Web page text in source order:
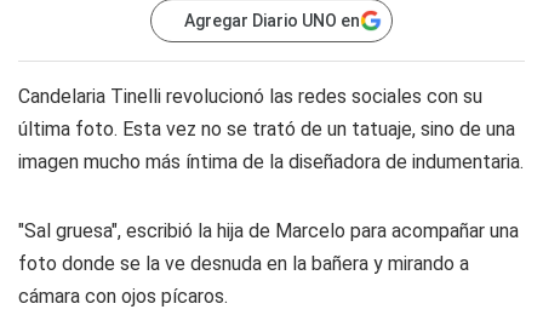
Agregar Diario UNO en
Candelaria Tinelli revolucionó las redes sociales con su
última foto. Esta vez no se trató de un tatuaje, sino de una
imagen mucho más íntima de la diseñadora de indumentaria.
"Sal gruesa", escribió la hija de Marcelo para acompañar una
foto donde se la ve desnuda en la bañera y mirando a
cámara con ojos pícaros.